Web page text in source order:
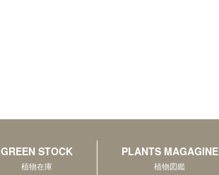
GREEN STOCK
植物在庫
PLANTS MAGAGINE
植物図鑑